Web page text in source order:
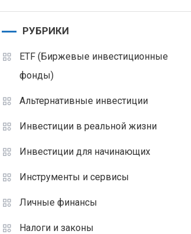
РУБРИКИ
ETF (Биржевые инвестиционные
фонды)
Альтернативные инвестиции
Инвестиции в реальной жизни
Инвестиции для начинающих
Инструменты и сервисы
Личные финансы
Налоги и законы